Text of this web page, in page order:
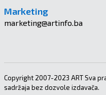
Marketing
marketing@artinfo.ba
Copyright 2007-2023 ART Sva
sadržaja bez dozvole izdavača.